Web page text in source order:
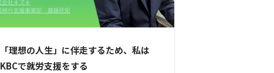
「理想の人生」に伴走するため、私は
KBCで就労支援をする